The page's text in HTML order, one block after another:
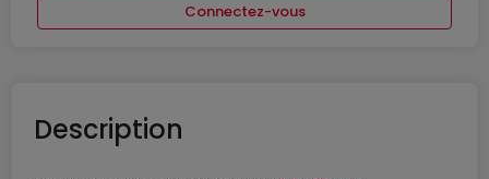
Connectez-vous
Description